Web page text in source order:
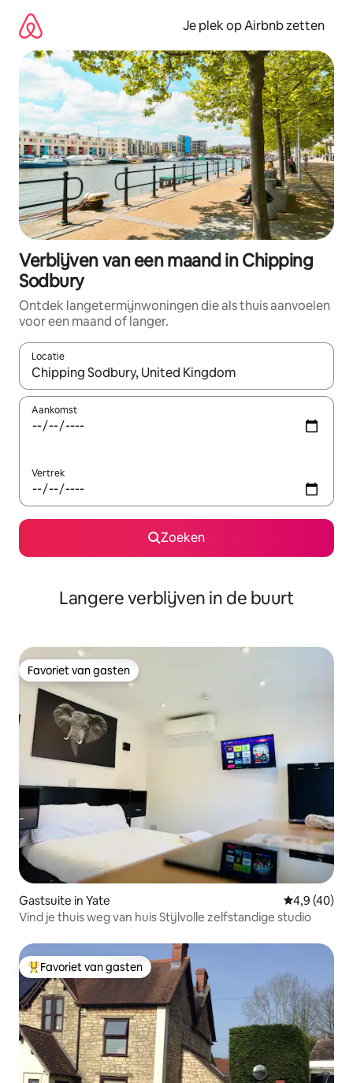
direct
naar
inhoud
Je plek op Airbnb zetten
Verblijven van een maand in Chipping
Sodbury
Ontdek langetermijnwoningen die als thuis aanvoelen
voor een maand of langer.
Locatie
Wanneer er resultaten beschikbaar zijn, maak je een keuze
Aankomst
Vertrek
Zoeken
Langere verblijven in de buurt
Favoriet van gasten
Favoriet van gasten
Gastsuite in Yate Gemiddelde
4,9 (40)
Vind je thuis weg van huis Stijlvolle zelfstandige studio
Topfavoriet van gasten
Favoriet van gasten